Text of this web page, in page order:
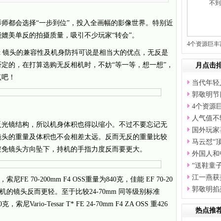
都会选择“一步到位”，投入全画幅的影像世界。特别近
美单反的拍摄质量，吸引不少玩家“转会”。
头的兼容性及机身防抖可说是相当大的优点，无反是
的，在打算选购无反相机时，不妨“等一等，想一想”，
！
镜结构，所以机身体积也得以缩小。不过不要忘记无
的重量及体积也不会相差太远。反而无反的重量比较
镜头方向坠下，持机的手指力度反而要更大。
索尼FE 70-200mm F4 OSS重量为840克，佳能 EF 70-20
的镜头反而更轻。至于比较24-70mm 同等级别标准
，索尼Vario-Tessar T* FE 24-70mm F4 ZA OSS 重426
4个资源巨
月点击
当代年
郭敬明节
4个资源
人气值
国外玩
马云怼“
外国人
“送鞋童
江一燕
郭敬明
热点推